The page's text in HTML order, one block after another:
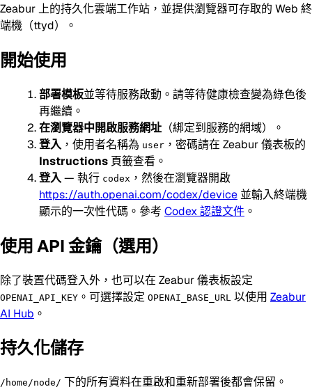
Zeabur 上的持久化雲端工作站，並提供瀏覽器可存取的 Web 終
端機（ttyd）。
開始使用
部署模板並等待服務啟動。請等待健康檢查變為綠色後
再繼續。
在瀏覽器中開啟服務網址 （綁定到服務的網域）。
登入 ，使用者名稱為 user ，密碼請在 Zeabur 儀表板的
Instructions 頁籤查看。
登入— 執行 codex ，然後在瀏覽器開啟
https://auth.openai.com/codex/device 並輸入終端機
顯示的一次性代碼。參考 Codex 認證文件 。
使用 API 金鑰（選用）
除了裝置代碼登入外，也可以在 Zeabur 儀表板設定
OPENAI_API_KEY 。可選擇設定 OPENAI_BASE_URL 以使用 Zeabur
AI Hub 。
持久化儲存
/home/node/ 下的所有資料在重啟和重新部署後都會保留。